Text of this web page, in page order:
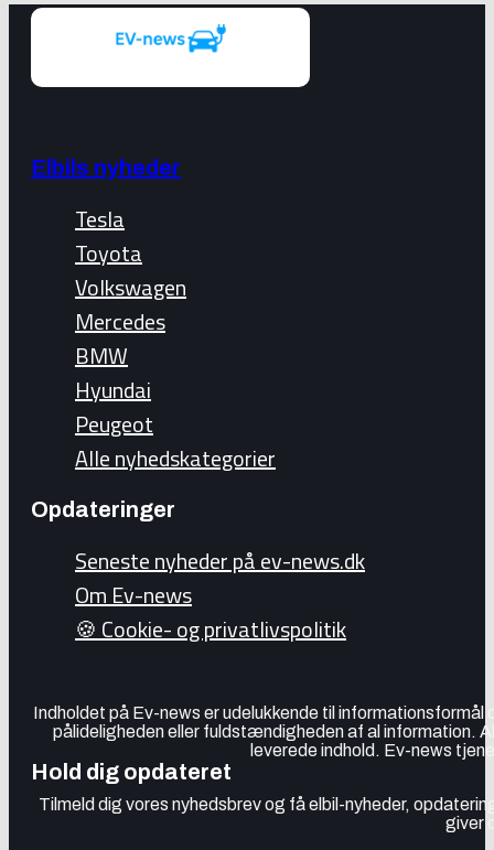
Elbils nyheder
Tesla
Toyota
Volkswagen
Mercedes
BMW
Hyundai
Peugeot
Alle nyhedskategorier
Opdateringer
Seneste nyheder på ev-news.dk
Om Ev-news
🍪 Cookie- og privatlivspolitik
Indholdet på Ev-news er udelukkende til
pålideligheden eller fuldstændigheden af al information.
leverede indhold. Ev-news
Hold dig opdateret
Tilmeld dig vores nyhedsbrev og få elbil-nyheder,
giver